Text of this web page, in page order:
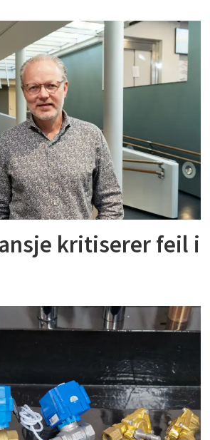
kritiserer feil i